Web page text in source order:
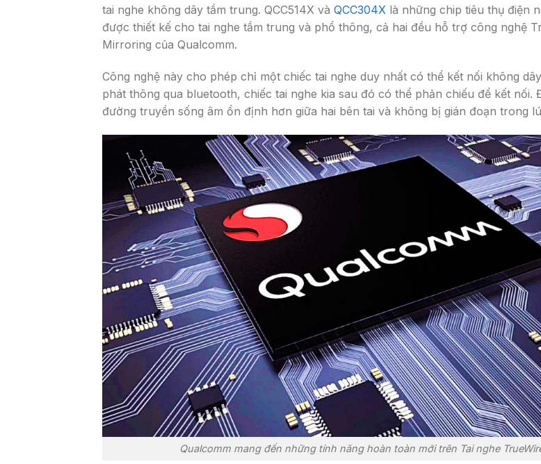
tai nghe không dây tầm trung. QCC514X và QCC304X là những chip tiêu thụ điện
được thiết kế cho tai nghe tầm trung và phổ thông, cả hai đều hỗ trợ công nghệ
Mirroring của Qualcomm.
Công nghệ này cho phép chỉ một chiếc tai nghe duy nhất có thể kết nối không
phát thông qua bluetooth, chiếc tai nghe kia sau đó có thể phản chiếu để kết nối.
đường truyền sống âm ổn định hơn giữa hai bên tai và không bị gián đoạn trong
Qualcomm mang đến những tính năng hoàn toàn mới trên Tai nghe